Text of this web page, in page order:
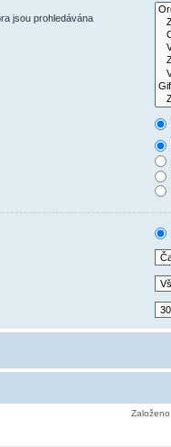
jsou prohledávána